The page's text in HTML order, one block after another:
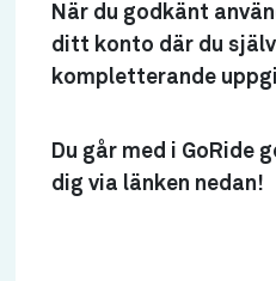
När du godkänt
ditt konto där du
kompletterande
Du går med i GoRide
dig via länken nedan!